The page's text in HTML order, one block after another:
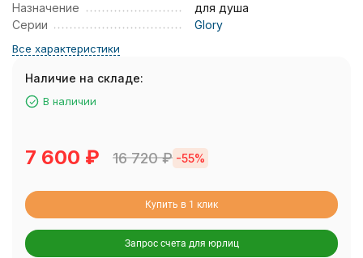
Назначение
для душа
Серии
Glory
Все характеристики
Наличие на складе:
В наличии
7 600 ₽ 16 720₽ -55%
Купить в 1 клик
Запрос счета для юрлиц